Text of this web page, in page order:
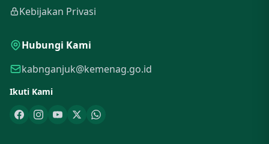
Kebijakan Privasi
Hubungi Kami
kabnganjuk@kemenag.go.id
Ikuti Kami